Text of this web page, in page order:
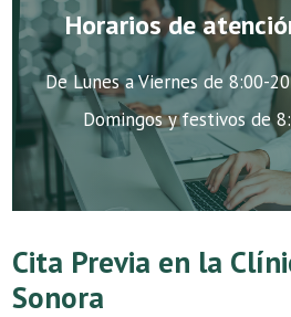
Horarios de
De Lunes a Viernes de 8:00-
Domingos y festivos de
Cita Previa en la
Sonora